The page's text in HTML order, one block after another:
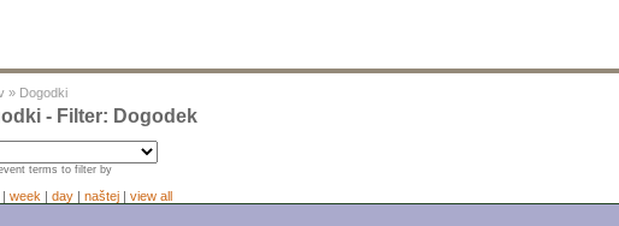
» Dogodki
- Filter: Dogodek
terms to filter by
| week | day | naštej | view all